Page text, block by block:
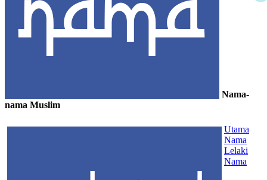
Nama-
nama Muslim
Utama
Nama
Lelaki
Nama